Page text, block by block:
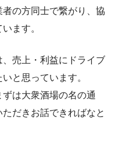
の方同士で繋がり、協
ます。
売上・利益にドライブ
と思っています。
は大衆酒場の名の通
だきお話できればなと